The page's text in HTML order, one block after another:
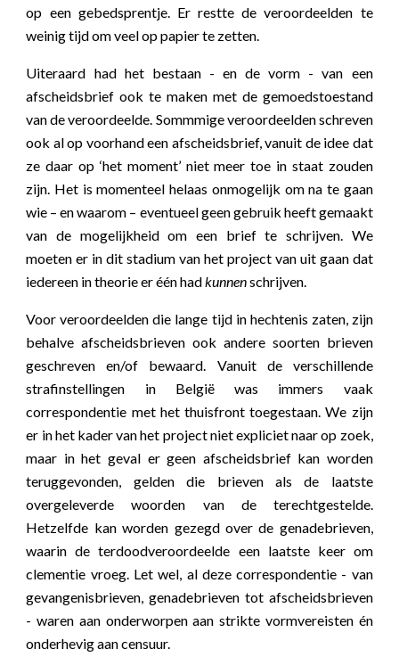
op een gebedsprentje. Er restte de veroordeelden te
weinig tijd om veel op papier te zetten.
Uiteraard had het bestaan - en de vorm - van een
afscheidsbrief ook te maken met de gemoedstoestand
van de veroordeelde. Sommmige veroordeelden schreven
ook al op voorhand een afscheidsbrief, vanuit de idee dat
ze daar op ‘het moment’ niet meer toe in staat zouden
zijn. Het is momenteel helaas onmogelijk om na te gaan
wie – en waarom – eventueel geen gebruik heeft gemaakt
van de mogelijkheid om een brief te schrijven. We
moeten er in dit stadium van het project van uit gaan dat
iedereen in theorie er één hadkunnenschrijven.
Voor veroordeelden die lange tijd in hechtenis zaten, zijn
behalve afscheidsbrieven ook andere soorten brieven
geschreven en/of bewaard. Vanuit de verschillende
strafinstellingen in België was immers vaak
correspondentie met het thuisfront toegestaan. We zijn
er in het kader van het project niet expliciet naar op zoek,
maar in het geval er geen afscheidsbrief kan worden
teruggevonden, gelden die brieven als de laatste
overgeleverde woorden van de terechtgestelde.
Hetzelfde kan worden gezegd over de genadebrieven,
waarin de terdoodveroordeelde een laatste keer om
clementie vroeg. Let wel, al deze correspondentie - van
gevangenisbrieven, genadebrieven tot afscheidsbrieven
- waren aan onderworpen aan strikte vormvereisten én
onderhevig aan censuur.